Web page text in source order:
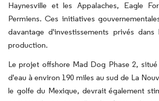
Haynesville et les Appalaches, Eagle
Permiens. Ces initiatives
davantage d'investissements privés
production.
Le projet offshore Mad Dog Phase 2,
d'eau à environ 190 miles au sud de La
le golfe du Mexique, devrait également